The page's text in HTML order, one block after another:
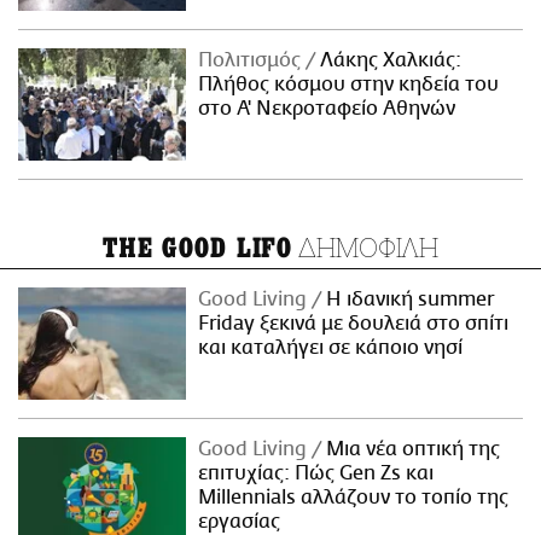
Πολιτισμός
Λάκης Χαλκιάς:
Πλήθος κόσμου στην κηδεία του
στο Α' Νεκροταφείο Αθηνών
THE GOOD LIFO ΔΗΜΟΦΙΛΗ
Good Living
Η ιδανική summer
Friday ξεκινά με δουλειά στο σπίτι
και καταλήγει σε κάποιο νησί
Good Living
Μια νέα οπτική της
επιτυχίας: Πώς Gen Zs και
Millennials αλλάζουν το τοπίο της
εργασίας